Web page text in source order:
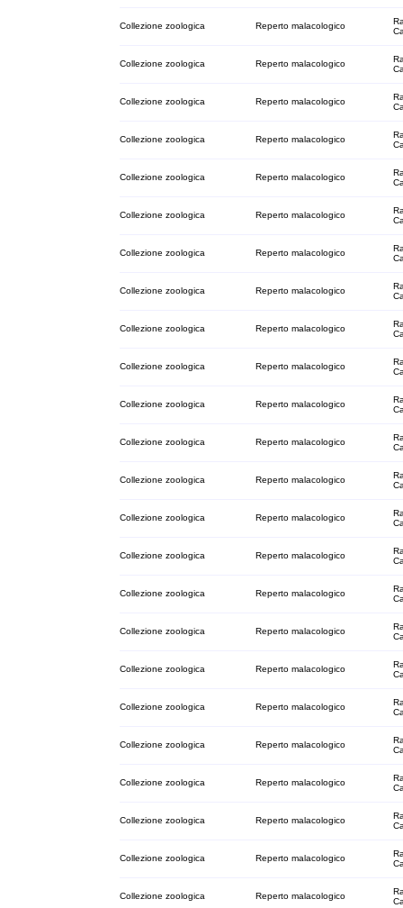
Collezione zoologica Reperto malacologico
Collezione zoologica Reperto malacologico
Collezione zoologica Reperto malacologico
Collezione zoologica Reperto malacologico
Collezione zoologica Reperto malacologico
Collezione zoologica Reperto malacologico
Collezione zoologica Reperto malacologico
Collezione zoologica Reperto malacologico
Collezione zoologica Reperto malacologico
Collezione zoologica Reperto malacologico
Collezione zoologica Reperto malacologico
Collezione zoologica Reperto malacologico
Collezione zoologica Reperto malacologico
Collezione zoologica Reperto malacologico
Collezione zoologica Reperto malacologico
Collezione zoologica Reperto malacologico
Collezione zoologica Reperto malacologico
Collezione zoologica Reperto malacologico
Collezione zoologica Reperto malacologico
Collezione zoologica Reperto malacologico
Collezione zoologica Reperto malacologico
Collezione zoologica Reperto malacologico
Collezione zoologica Reperto malacologico
Collezione zoologica Reperto malacologico